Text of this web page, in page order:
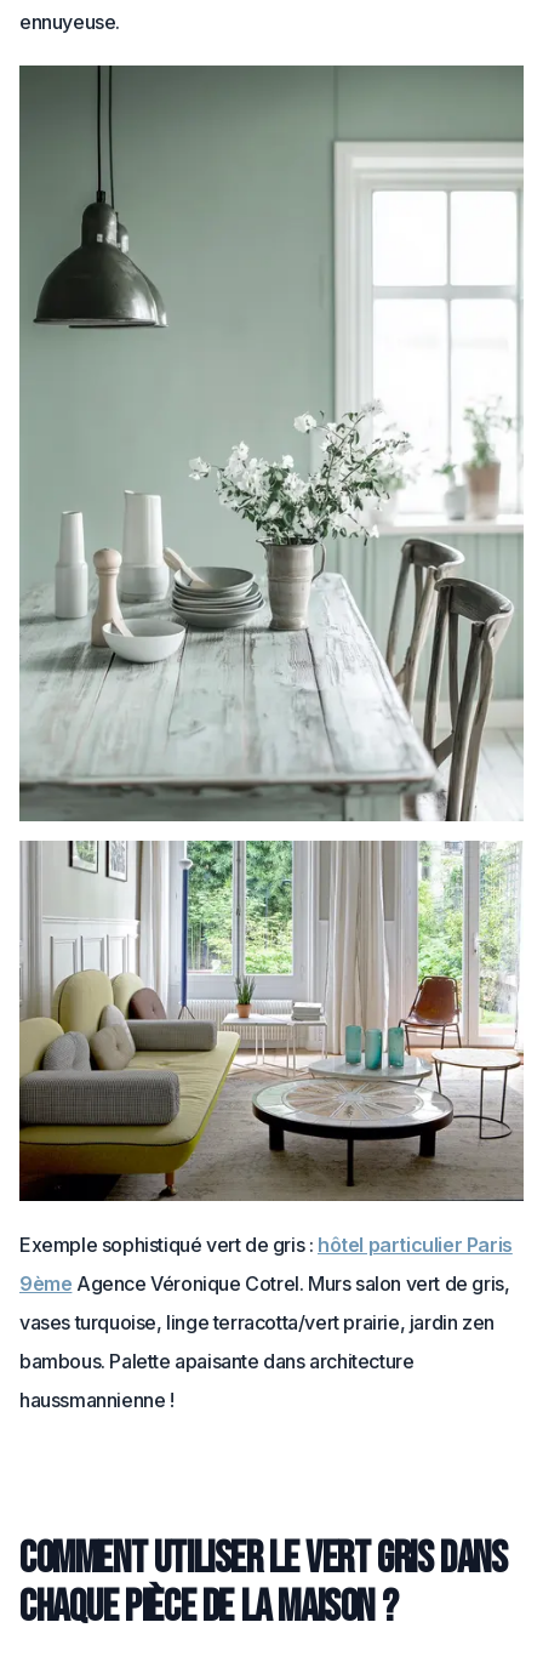
ennuyeuse.
Exemple sophistiqué vert de gris : hôtel particulier Paris
9ème Agence Véronique Cotrel. Murs salon vert de gris,
vases turquoise, linge terracotta/vert prairie, jardin zen
bambous. Palette apaisante dans architecture
haussmannienne !
Comment utiliser le vert gris dans
chaque pièce de la maison ?